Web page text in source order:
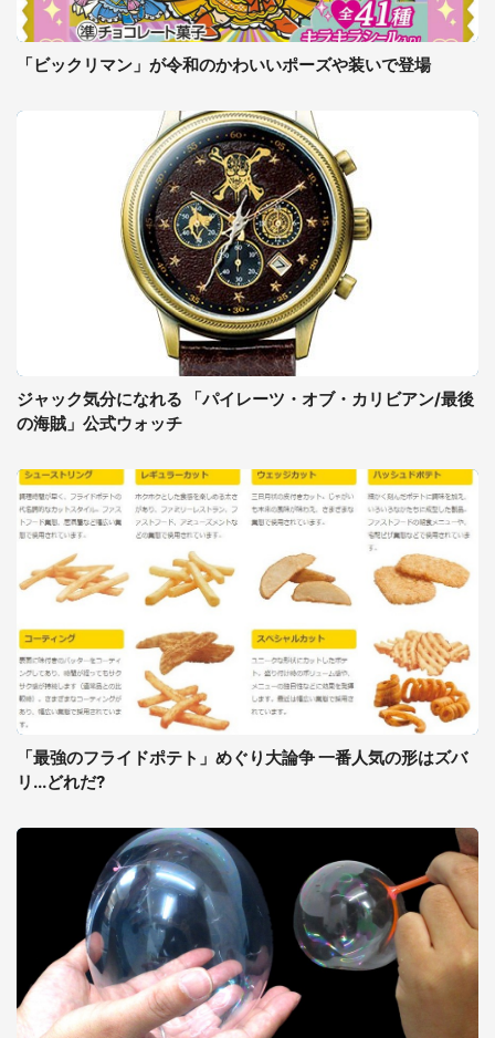
「ビックリマン」が令和のかわいいポーズや装いで登場
ジャック気分になれる 「パイレーツ・オブ・カリビアン/最後
の海賊」公式ウォッチ
「最強のフライドポテト」めぐり大論争 一番人気の形はズバ
リ...どれだ?